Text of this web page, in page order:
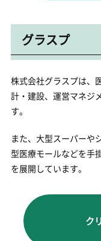
グラスプ
株式会社グラスプは、
計・建設、運営マネジ
す。
また、大型スーパーや
型医療モールなどを手
を展開しています。
ク